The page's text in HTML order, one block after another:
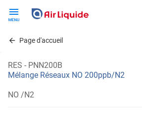
contentPage d'accueil
RES - PNN200B
Mélange Réseaux NO 200ppb/N2
NO /N2